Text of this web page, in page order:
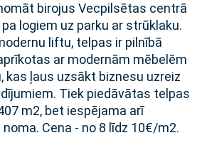
birojus Vecpilsētas centrā
logiem uz parku ar strūklaku.
liftu, telpas ir pilnībā
ar modernām mēbelēm
kas ļaus uzsākt biznesu uzreiz
Tiek piedāvātas telpas
m2, bet iespējama arī
Cena - no 8 līdz 10€/m2.